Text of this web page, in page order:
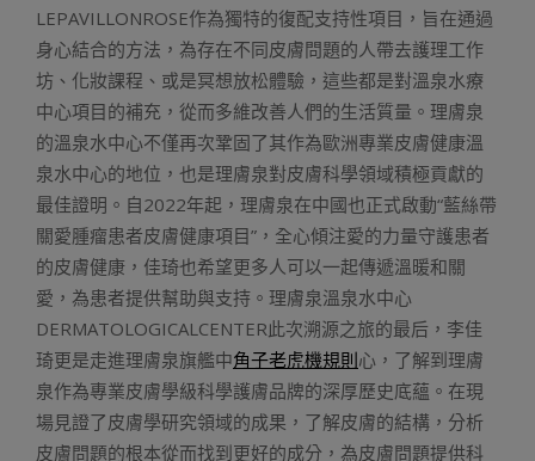
LEPAVILLONROSE作為獨特的復配支持性項目，旨在通過
身心結合的方法，為存在不同皮膚問題的人帶去護理工作
坊、化妝課程、或是冥想放松體驗，這些都是對溫泉水療
中心項目的補充，從而多維改善人們的生活質量。理膚泉
的溫泉水中心不僅再次鞏固了其作為歐洲專業皮膚健康溫
泉水中心的地位，也是理膚泉對皮膚科學領域積極貢獻的
最佳證明。自2022年起，理膚泉在中國也正式啟動“藍絲帶
關愛腫瘤患者皮膚健康項目”，全心傾注愛的力量守護患者
的皮膚健康，佳琦也希望更多人可以一起傳遞溫暖和關
愛，為患者提供幫助與支持。理膚泉溫泉水中心
DERMATOLOGICALCENTER此次溯源之旅的最后，李佳
琦更是走進理膚泉旗艦中角子老虎機規則心，了解到理膚
泉作為專業皮膚學級科學護膚品牌的深厚歷史底蘊。在現
場見證了皮膚學研究領域的成果，了解皮膚的結構，分析
皮膚問題的根本從而找到更好的成分，為皮膚問題提供科